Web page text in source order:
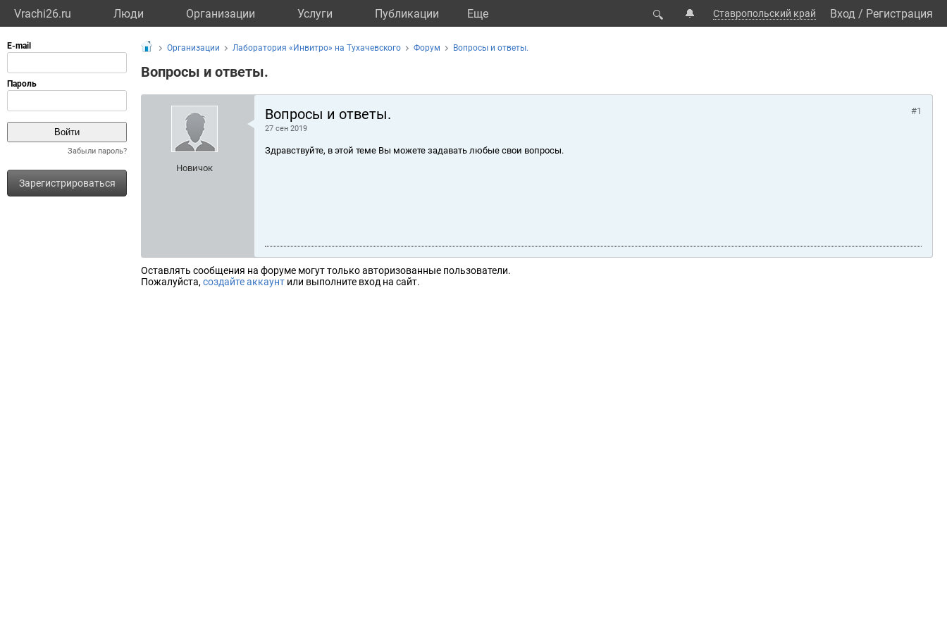
Vrachi26.ru Люди Организации Услуги Публикации Eще 🔍 🔔 Ставропольский край Вход / Регистрация
Забыли пароль?
Зарегистрироваться
Организации Лаборатория «Инвитро» на Тухачевского Форум Вопросы и ответы.
Вопросы и ответы.
Новичок
Вопросы и ответы.
27 сен 2019
#1
Здравствуйте, в этой теме Вы можете задавать любые свои вопросы.
Оставлять сообщения на форуме могут только авторизованные пользователи.
Пожалуйста, создайте аккаунт или выполните вход на сайт.